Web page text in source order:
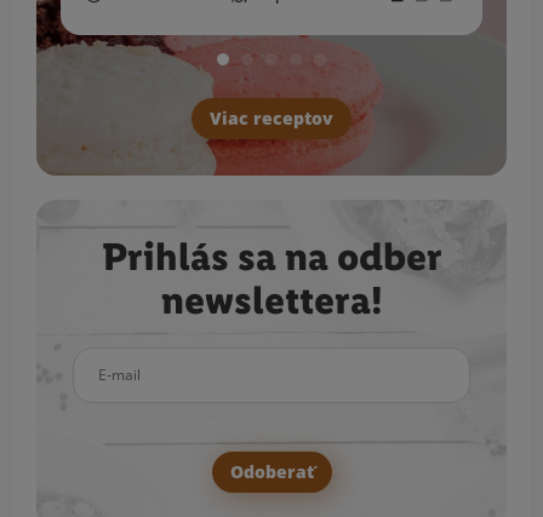
Viac receptov
Prihlás sa na odber
newslettera!
Odoberať